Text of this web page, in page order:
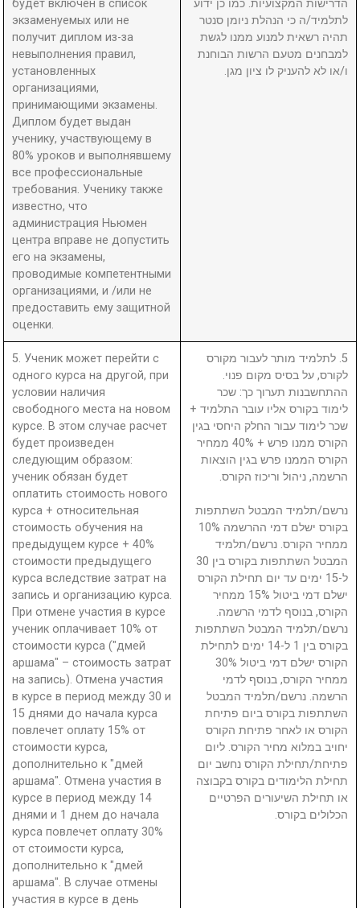
будет включен в список
экзаменуемых или не
получит диплом из-за
невыполнения правил,
установленных
организациями,
принимающими экзамены.
Диплом будет выдан
ученику, участвующему в
80% уроков и выполнявшему
все профессиональные
требования. Ученику также
известно, что
администрация Ньюмен
центра вправе не допустить
его на экзамены,
проводимые компетентными
организациями, и /или не
предоставить ему защитной
оценки.
הדרישות המקצועיות. כמו כן ידוע
לתלמיד/ה כי הנהלת ניומן סנטר
תהיה רשאית למנוע ממנו לגשת
למבחנים מטעם הרשות הבוחנת
ו/או לא להעניק לו ציון מגן.
5. Ученик может перейти с
одного курса на другой, при
условии наличия
свободного места на новом
курсе. В этом случае расчет
будет произведен
следующим образом:
ученик обязан будет
оплатить стоимость нового
курса + относительная
стоимость обучения на
предыдущем курсе + 40%
стоимости предыдущего
курса вследствие затрат на
запись и организацию курса.
При отмене участия в курсе
ученик оплачивает 10% от
стоимости курса ("дмей
аршама" – стоимость затрат
на запись). Отмена участия
в курсе в период между 30 и
15 днями до начала курса
повлечет оплату 15% от
стоимости курса,
дополнительно к "дмей
аршама". Отмена участия в
курсе в период между 14
днями и 1 днем до начала
курса повлечет оплату 30%
от стоимости курса,
дополнительно к "дмей
аршама". В случае отмены
участия в курсе в день
5. לתלמיד מותר לעבור מקורס
לקורס, על בסיס מקום פנוי.
ההתחשבנות תערוך כך: שכר
לימוד בקורס אליו עובר התלמיד +
שכר לימוד עבור החלק היחסי בגין
הקורס ממנו פרש + 40% ממחיר
הקורס הממנו פרש בגין הוצאות
הרשמה, ניהול וריכוז הקורס.
נרשם/תלמיד המבטל השתתפות
בקורס ישלם דמי ההרשמה 10%
ממחיר הקורס. נרשם/תלמיד
המבטל השתתפות בקורס בין 30
ל-15 ימים עד יום תחילת הקורס
ישלם דמי ביטול 15% ממחיר
הקורס, בנוסף לדמי הרשמה.
נרשם/תלמיד המבטל השתתפות
בקורס בין 1 ל-14 ימים לתחילת
הקורס ישלם דמי ביטול 30%
ממחיר הקורס, בנוסף לדמי
הרשמה. נרשם/תלמיד המבטל
השתתפות בקורס ביום פתיחת
הקורס או לאחר פתיחת הקורס
יחויב במלוא מחיר הקורס. ליום
פתיחת/תחילת הקורס נחשב יום
תחילת הלימודים בקורס בקבוצה
או תחילת השיעורים הפרטיים
הכלולים בקורס.